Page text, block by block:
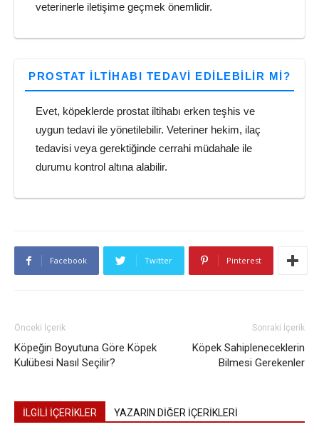
veterinerle iletişime geçmek önemlidir.
PROSTAT ILTIHABI TEDAVI EDILEBILIR MI?
Evet, köpeklerde prostat iltihabı erken teşhis ve
uygun tedavi ile yönetilebilir. Veteriner hekim, ilaç
tedavisi veya gerektiğinde cerrahi müdahale ile
durumu kontrol altına alabilir.
Facebook Twitter Pinterest
Önceki İçerik
Köpeğin Boyutuna Göre Köpek
Kulübesi Nasıl Seçilir?
Sonraki İçerik
Köpek Sahipleneceklerin
Bilmesi Gerekenler
İLGİLİ İÇERİKLER YAZARIN DİĞER İÇERİKLERİ